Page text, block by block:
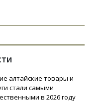
алтайские товары и
стали самыми
в 2026 году